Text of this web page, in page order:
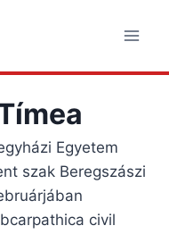
Egyetem
szak Beregszászi
civil